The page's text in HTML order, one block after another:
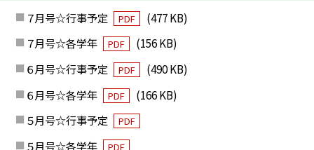
７月号☆行事予定 PDF
(477 KB)
７月号☆各学年
PDF
(156 KB)
６月号☆行事予定
PDF
(490 KB)
６月号☆各学年
PDF
(166 KB)
５月号☆行事予定
PDF
５月号☆各学年 PDF